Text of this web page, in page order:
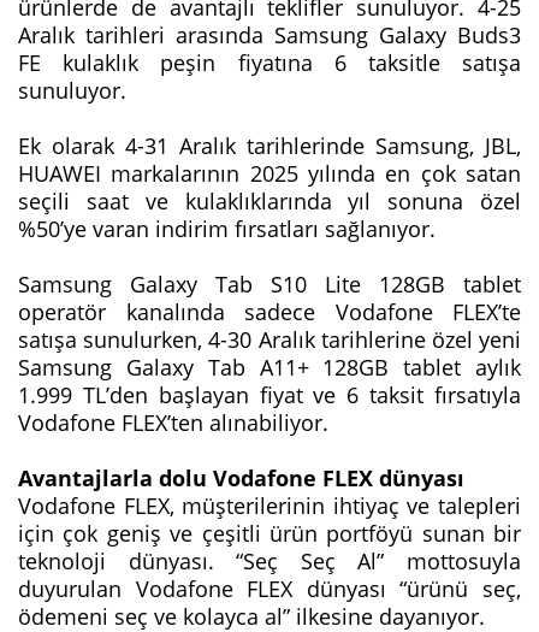
ürünlerde de avantajlı teklifler sunuluyor. 4-25
Aralık tarihleri arasında Samsung Galaxy Buds3
FE kulaklık peşin fiyatına 6 taksitle satışa
sunuluyor.
Ek olarak 4-31 Aralık tarihlerinde Samsung, JBL,
HUAWEI markalarının 2025 yılında en çok satan
seçili saat ve kulaklıklarında yıl sonuna özel
%50’ye varan indirim fırsatları sağlanıyor.
Samsung Galaxy Tab S10 Lite 128GB tablet
operatör kanalında sadece Vodafone FLEX’te
satışa sunulurken, 4-30 Aralık tarihlerine özel yeni
Samsung Galaxy Tab A11+ 128GB tablet aylık
1.999 TL’den başlayan fiyat ve 6 taksit fırsatıyla
Vodafone FLEX’ten alınabiliyor.
Avantajlarla dolu Vodafone FLEX dünyası
Vodafone FLEX, müşterilerinin ihtiyaç ve talepleri
için çok geniş ve çeşitli ürün portföyü sunan bir
teknoloji dünyası. “Seç Seç Al” mottosuyla
duyurulan Vodafone FLEX dünyası “ürünü seç,
ödemeni seç ve kolayca al” ilkesine dayanıyor.